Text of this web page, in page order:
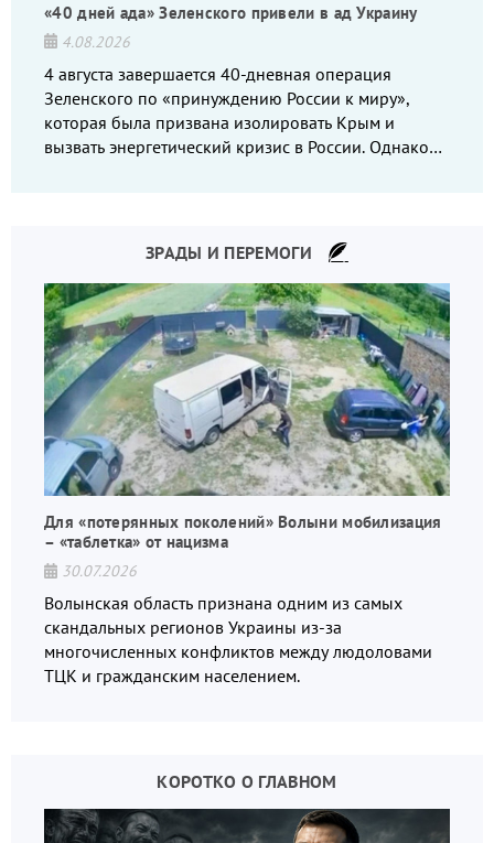
«40 дней ада» Зеленского привели в ад Украину
4.08.2026
4 августа завершается 40-дневная операция
Зеленского по «принуждению России к миру»,
которая была призвана изолировать Крым и
вызвать энергетический кризис в России. Однако
ЗРАДЫ И ПЕРЕМОГИ
Для «потерянных поколений» Волыни мобилизация
– «таблетка» от нацизма
30.07.2026
Волынская область признана одним из самых
скандальных регионов Украины из-за
многочисленных конфликтов между людоловами
ТЦК и гражданским населением.
КОРОТКО О ГЛАВНОМ